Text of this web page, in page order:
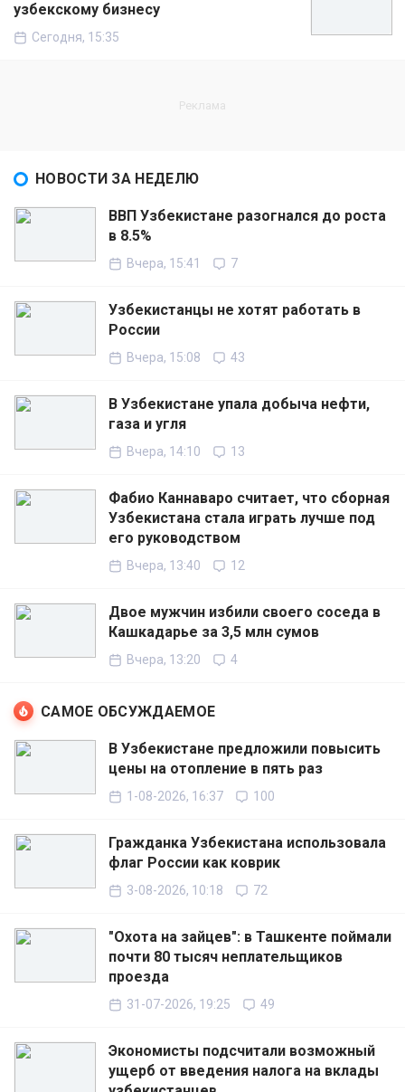
узбекскому бизнесу
Сегодня, 15:35
НОВОСТИ ЗА НЕДЕЛЮ
ВВП Узбекистане разогнался до роста
в 8.5%
Вчера, 15:41 7
Узбекистанцы не хотят работать в
России
Вчера, 15:08 43
В Узбекистане упала добыча нефти,
газа и угля
Вчера, 14:10 13
Фабио Каннаваро считает, что сборная
Узбекистана стала играть лучше под
его руководством
Вчера, 13:40 12
Двое мужчин избили своего соседа в
Кашкадарье за 3,5 млн сумов
Вчера, 13:20 4
САМОЕ ОБСУЖДАЕМОЕ
В Узбекистане предложили повысить
цены на отопление в пять раз
1-08-2026, 16:37 100
Гражданка Узбекистана использовала
флаг России как коврик
3-08-2026, 10:18 72
"Охота на зайцев": в Ташкенте поймали
почти 80 тысяч неплательщиков
проезда
31-07-2026, 19:25 49
Экономисты подсчитали возможный
ущерб от введения налога на вклады